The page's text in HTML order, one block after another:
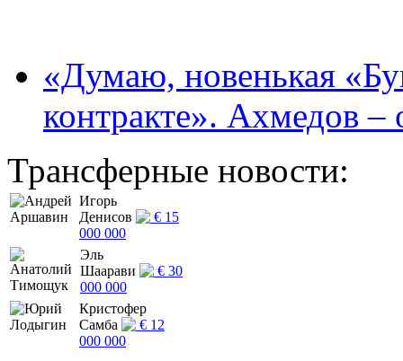
«Думаю, новенькая
контракте». Ахмедов
Трансферные новости:
Игорь
Денисов
€ 15
000 000
Эль
Шаарави
€ 30
000 000
Кристофер
Самба
€ 12
000 000